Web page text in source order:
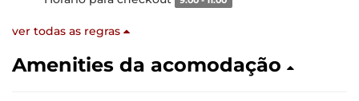
ver todas as regras
Amenities da acomodação